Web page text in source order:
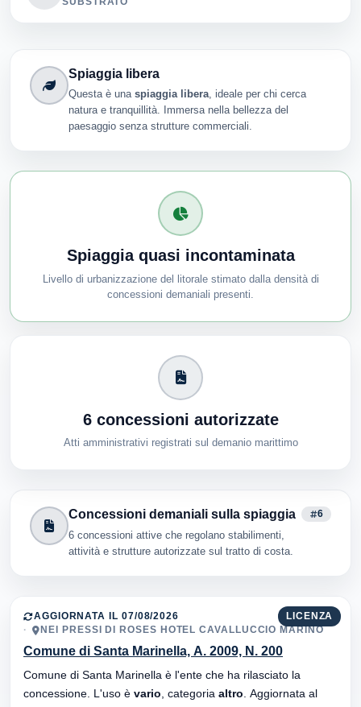
Spiaggia libera
Questa è una spiaggia libera, ideale per chi cerca
natura e tranquillità. Immersa nella bellezza del
paesaggio senza strutture commerciali.
Spiaggia quasi incontaminata
Livello di urbanizzazione del litorale stimato dalla densità di
concessioni demaniali presenti.
6 concessioni autorizzate
Atti amministrativi registrati sul demanio marittimo
Concessioni demaniali sulla spiaggia
6 concessioni attive che regolano stabilimenti,
attività e strutture autorizzate sul tratto di costa.
6
LICENZA
AGGIORNATA IL 07/08/2026
NEI PRESSI DI ROSES HOTEL CAVALLUCCIO MARINO
Comune di Santa Marinella, A. 2009, N. 200
Comune di Santa Marinella è l'ente che ha rilasciato la
concessione. L'uso è vario , categoria altro